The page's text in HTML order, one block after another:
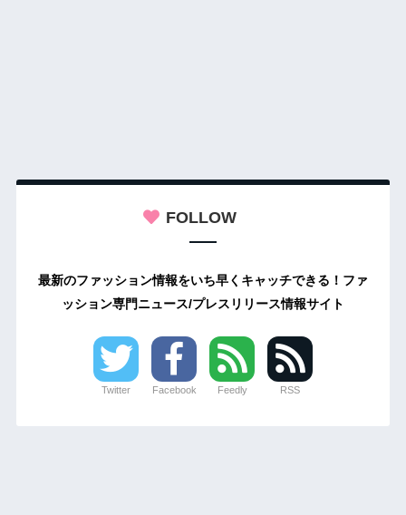
FOLLOW
最新のファッション情報をいち早くキャッチできる！ファ
ッション専門ニュース/プレスリリース情報サイト
Twitter Facebook Feedly RSS